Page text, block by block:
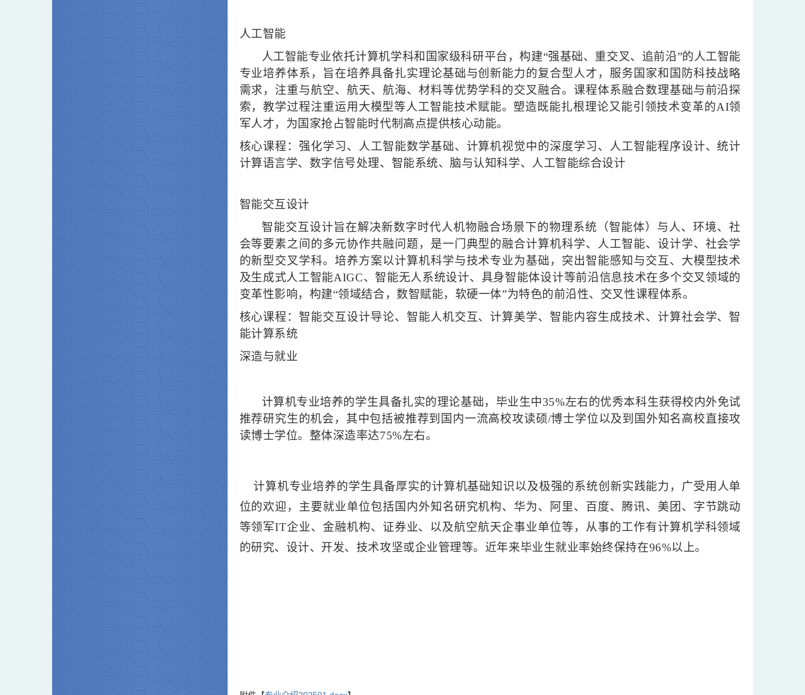
人工智能
人工智能专业依托计算机学科和国家级科研平台，构建“强基础、重交叉、追前沿”的人工智能
专业培养体系，旨在培养具备扎实理论基础与创新能力的复合型人才，服务国家和国防科技战略
需求，注重与航空、航天、航海、材料等优势学科的交叉融合。课程体系融合数理基础与前沿探
索，教学过程注重运用大模型等人工智能技术赋能。塑造既能扎根理论又能引领技术变革的AI领
军人才，为国家抢占智能时代制高点提供核心动能。
核心课程：强化学习、人工智能数学基础、计算机视觉中的深度学习、人工智能程序设计、统计
计算语言学、数字信号处理、智能系统、脑与认知科学、人工智能综合设计
智能交互设计
智能交互设计旨在解决新数字时代人机物融合场景下的物理系统（智能体）与人、环境、社
会等要素之间的多元协作共融问题，是一门典型的融合计算机科学、人工智能、设计学、社会学
的新型交叉学科。培养方案以计算机科学与技术专业为基础，突出智能感知与交互、大模型技术
及生成式人工智能AIGC、智能无人系统设计、具身智能体设计等前沿信息技术在多个交叉领域的
变革性影响，构建“领域结合，数智赋能，软硬一体”为特色的前沿性、交叉性课程体系。
核心课程：智能交互设计导论、智能人机交互、计算美学、智能内容生成技术、计算社会学、智
能计算系统
深造与就业
计算机专业培养的学生具备扎实的理论基础，毕业生中35%左右的优秀本科生获得校内外免试
推荐研究生的机会，其中包括被推荐到国内一流高校攻读硕/博士学位以及到国外知名高校直接攻
读博士学位。整体深造率达75%左右。
计算机专业培养的学生具备厚实的计算机基础知识以及极强的系统创新实践能力，广受用人单
位的欢迎，主要就业单位包括国内外知名研究机构、华为、阿里、百度、腾讯、美团、字节跳动
等领军IT企业、金融机构、证券业、以及航空航天企事业单位等，从事的工作有计算机学科领域
的研究、设计、开发、技术攻坚或企业管理等。近年来毕业生就业率始终保持在96%以上。